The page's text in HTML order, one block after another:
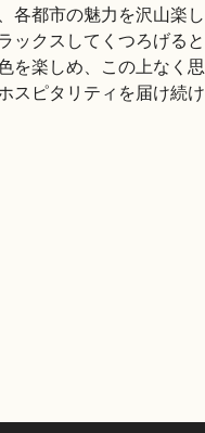
各都市の魅力を沢山楽
ックスしてくつろげる
を楽しめ、この上なく
ピタリティを届け続け